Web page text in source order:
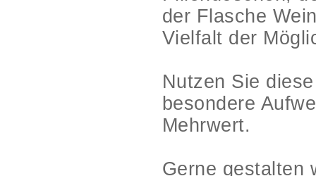
der Flasche
Vielfalt der
Nutzen Sie
besondere
Mehrwert.
Gerne gestalten